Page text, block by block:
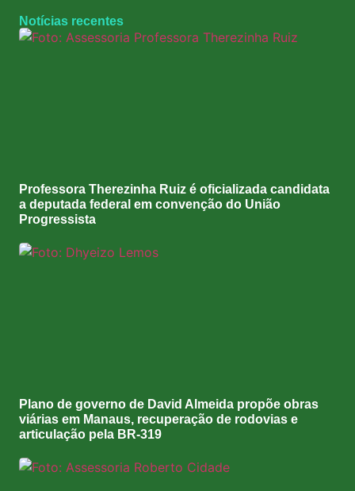
Notícias recentes
Professora Therezinha Ruiz é oficializada candidata
a deputada federal em convenção do União
Progressista
Plano de governo de David Almeida propõe obras
viárias em Manaus, recuperação de rodovias e
articulação pela BR-319